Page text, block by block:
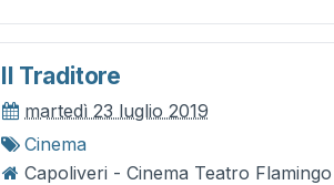
Il Traditore
martedì 23 luglio 2019
Cinema
Capoliveri - Cinema Teatro Flamingo